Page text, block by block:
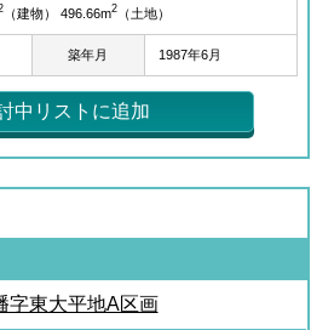
（建物） 496.66m2（土地）
築年月 1987年6月
中リストに追加
字東大平地A区画